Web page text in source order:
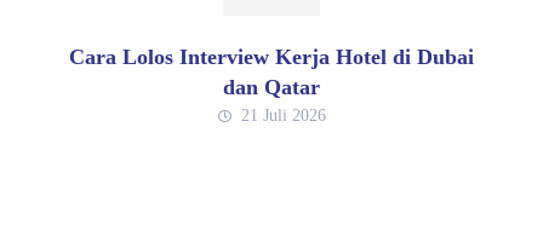
Cara Lolos Interview Kerja Hotel di Dubai
dan Qatar
21 Juli 2026